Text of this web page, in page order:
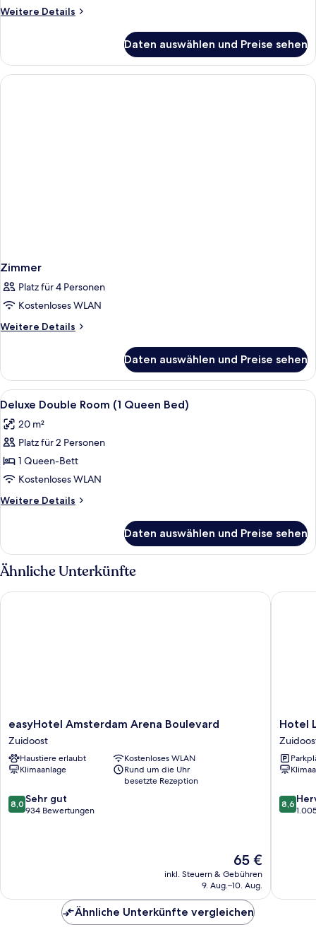
Window
anzeigen
Weitere Details
Weitere
Double
no
Window
Daten auswählen und Preise sehen
Zimmer
Platz für 4 Personen
Kostenloses WLAN
Weitere Details
Weitere
Daten auswählen und Preise sehen
Alle
Fotos
für
Deluxe
Double
Room
(1
Queen
anzeigen
Minibar, Zimmersafe, Schreibtisch,
4
Deluxe Double Room (1 Queen Bed)
20 m²
Platz für 2 Personen
1 Queen-Bett
Kostenloses WLAN
Weitere Details
Weitere
Double
Room
(1
Queen
Bed)
Daten auswählen und Preise sehen
Ähnliche Unterkünfte
easyHotel
Amsterdam
Arena
Boulevard
Zuidoost
easyHotel Amsterdam Arena Boulevard
Zuidoost
Haustiere erlaubt
Kostenloses WLAN
Klimaanlage
Rund um die Uhr
besetzte Rezeption
8.0
von
8,0 Sehr gut
934 Bewertungen
Der
Preis
beträgt
65 €
inkl. Steuern & Gebühren
9. Aug.–10. Aug.
easyHotel Amsterdam Arena Boulevard
Hotel
Levell
Hotel
8.6
von
8,6
Hotel
Ähnliche Unterkünfte vergleichen